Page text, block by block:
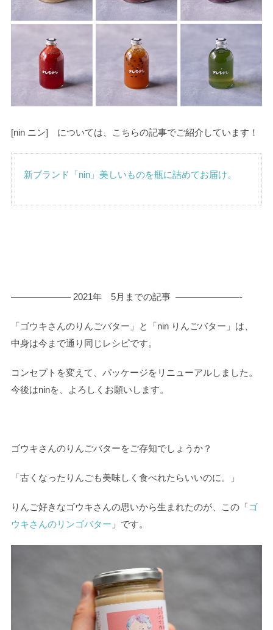
[nin ニン] については、こちらの記事でご紹介しています！
新ブランド「nin」美しいものを瓶に詰めてお届け。
——————– 2021年 5月までの記事 ———————-
「ゴウキさんのりんごバター」と「nin りんごバター」は、
中身は今まで通り同じレシピです。
コンセプトを変えて、パッケージをリニューアルしました。
今後はninを、よろしくお願いします。
ゴウキさんのりんごバターをご存知でしょうか？
「古くなったりんごも美味しく食べれたらいいのに。」
りんご好きなゴウキさんの思いから生まれたのが、この「ゴ
ウキさんのリンゴバター 」です。